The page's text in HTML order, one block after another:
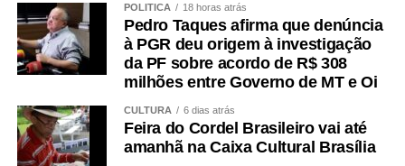
POLÍTICA 18 horas atrás
Pedro Taques afirma que denúncia
à PGR deu origem à investigação
da PF sobre acordo de R$ 308
milhões entre Governo de MT e Oi
CULTURA 6 dias atrás
Feira do Cordel Brasileiro vai até
amanhã na Caixa Cultural Brasília